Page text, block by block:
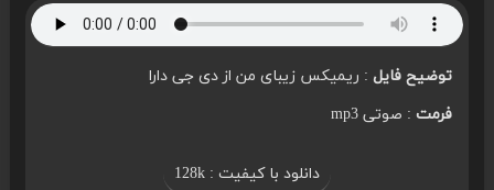
توضیح فایل: ریمیکس زیبای من از دی جی دارا
فرمت: صوتی mp3
دانلود با کیفیت : 128k